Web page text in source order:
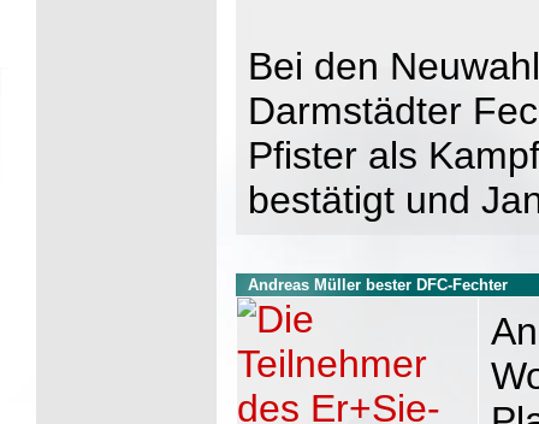
Bei den
Darmstädter
Pfister als
bestätigt und
Andreas Müller bester DFC-Fechter